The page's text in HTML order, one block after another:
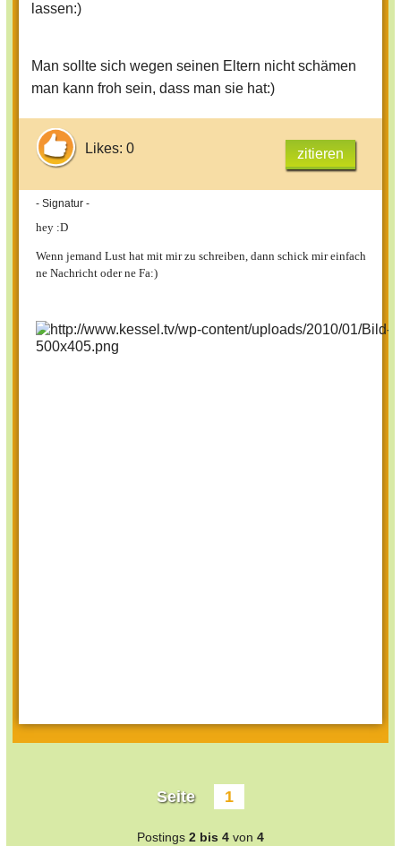
lassen:)
Man sollte sich wegen seinen Eltern nicht schämen
man kann froh sein, dass man sie hat:)
Likes: 0 zitieren
- Signatur -
hey :D
Wenn jemand Lust hat mit mir zu schreiben, dann schick mir einfach
ne Nachricht oder ne Fa:)
Seite 1
Postings 2 bis 4 von 4